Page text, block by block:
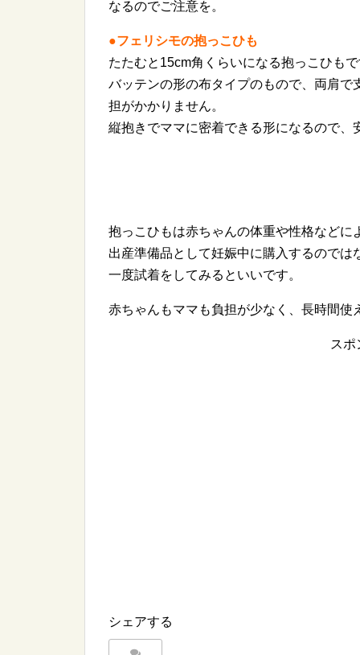
なるのでご注意を。
●フェリシモの抱っこひも
たたむと15cm角くらいになる抱っこひも
バッテンの形の布タイプのもので、両肩
担がかかりません。
縦抱きでママに密着できる形になるので、
抱っこひもは赤ちゃんの体重や性格など
出産準備品として妊娠中に購入するので
一度試着をしてみるといいです。
赤ちゃんもママも負担が少なく、長時間
スポ
シェアする